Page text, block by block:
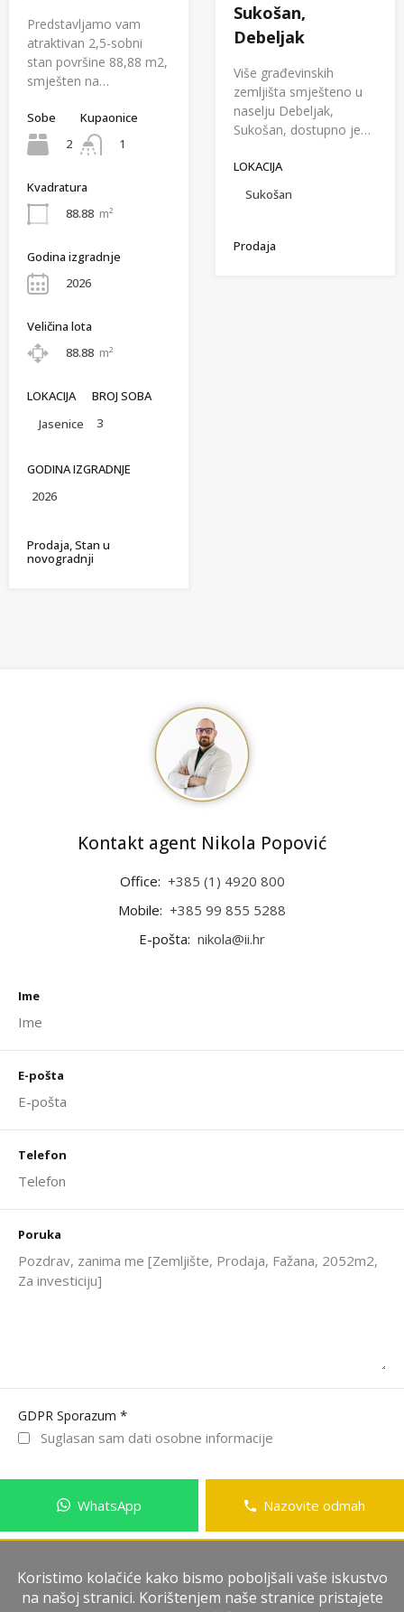
Predstavljamo vam
atraktivan 2,5-sobni
stan površine 88,88 m2,
smješten na…
Sobe
2
Kupaonice
1
Kvadratura
88.88 m²
Godina izgradnje
2026
Veličina lota
88.88 m²
LOKACIJA
Jasenice
BROJ SOBA
3
GODINA IZGRADNJE
2026
Prodaja, Stan u
novogradnji
Sukošan,
Debeljak
Više građevinskih
zemljišta smješteno u
naselju Debeljak,
Sukošan, dostupno je…
LOKACIJA
Sukošan
Prodaja
Kontakt agent Nikola Popović
Office: +385 (1) 4920 800
Mobile: +385 99 855 5288
E-pošta: nikola@ii.hr
Ime
E-pošta
Telefon
Poruka
GDPR Sporazum *
Suglasan sam dati osobne informacije
WhatsApp Nazovite odmah